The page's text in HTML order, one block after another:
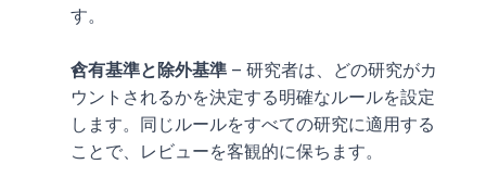
す。
含有基準と除外基準 – 研究者は、どの研究がカ
ウントされるかを決定する明確なルールを設定
します。同じルールをすべての研究に適用する
ことで、レビューを客観的に保ちます。